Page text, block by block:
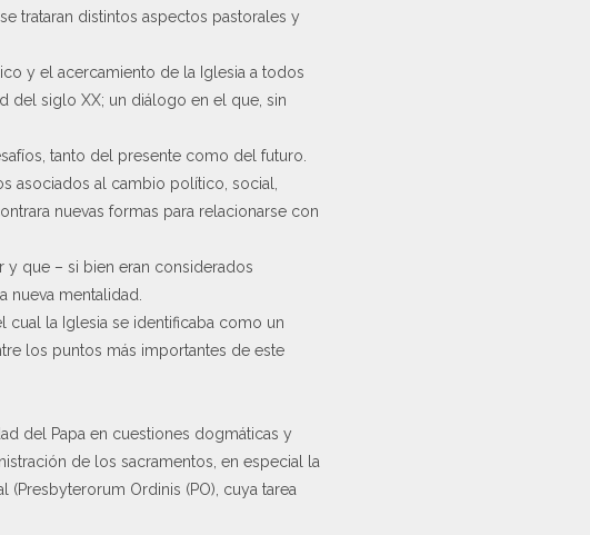
trataran distintos aspectos pastorales y
y el acercamiento de la Iglesia a todos
del siglo XX; un diálogo en el que, sin
tanto del presente como del futuro.
asociados al cambio político, social,
nuevas formas para relacionarse con
que – si bien eran considerados
nueva mentalidad.
cual la Iglesia se identificaba como un
los puntos más importantes de este
del Papa en cuestiones dogmáticas y
de los sacramentos, en especial la
(Presbyterorum Ordinis (PO), cuya tarea